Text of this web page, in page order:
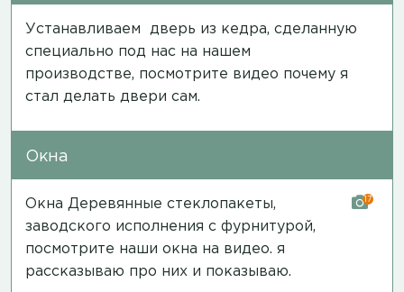
Устанавливаем дверь из кедра, сделанную
специально под нас на нашем
производстве, посмотрите видео почему я
стал делать двери сам.
Окна
Окна Деревянные стеклопакеты,
заводского исполнения с фурнитурой,
посмотрите наши окна на видео. я
рассказываю про них и показываю.
17